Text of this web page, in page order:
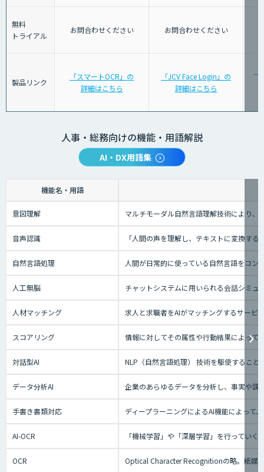
無料
トライアル
お問合わせください お問合わせください
製品リンク
「スマートOCR」の
詳細はこちら
「JCV Face Login」の
詳細はこちら
人事・総務向けの機能・用語解説
AI・DX用語集
機能名・用語
意図理解 マルチモーダル自然言語理解技術により、
音声認識 「人間の声を理解し、テキストに変換す
自然言語処理 人間が日常的に使っている自然言語をコ
人工無脳 チャットシステムに用いられる会話シミ
人材マッチング 求人と求職者をAIがマッチングするサービ
スコアリング 情報に対してその属性や行動結果によって
対話型AI NLP（自然言語処理） 技術を駆使するこ
データ分析AI 企業のあらゆるデータを分析し、事実や課
手書き書類対応 ディープラーニングによるAI機能によって
AI-OCR 「機械学習」や「深層学習」を行ってい
OCR Optical Character Recognitionの略。紙媒